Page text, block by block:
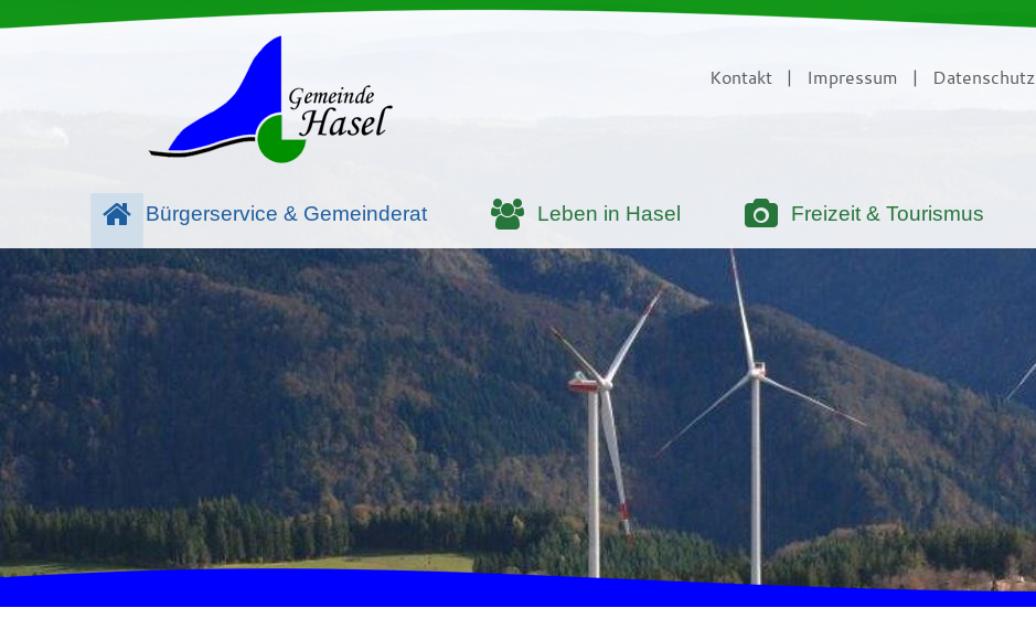
Kontakt | Impressum | Datenschutz
Bürgerservice & Gemeinderat Leben in Hasel Freizeit & Tourismus